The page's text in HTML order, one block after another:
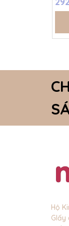
Hộ
GIấy